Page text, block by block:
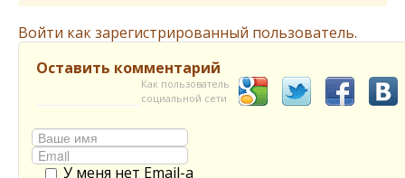
Войти как зарегистрированный пользователь.
Оставить комментарий
Как пользователь
социальной сети
У меня нет Email-а